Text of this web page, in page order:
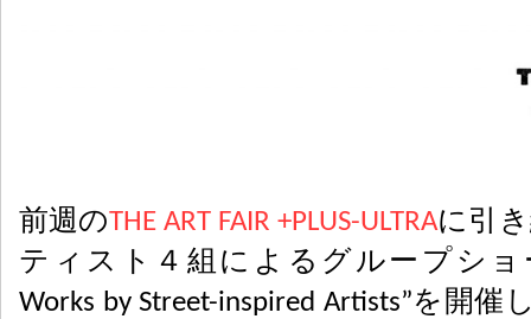
前週のTHE ART FAIR +PLUS-ULTRAに引
ティスト４組によるグループショー
Works by Street-inspired Artists”を開催